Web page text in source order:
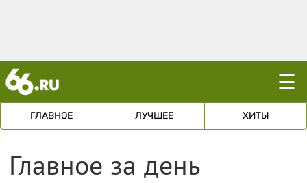
☰
ГЛАВНОЕ ЛУЧШЕЕ ХИТЫ
Главное за день